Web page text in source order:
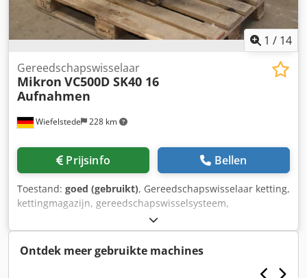
1 / 14
Wiefelstede 228 km
Gereedschapswisselaar
Mikron VC500D SK40 16
Aufnahmen
Prijsinfo Bellen
Toestand: goed (gebruikt), Gereedschapswisselaar ketting,
kettingmagazijn, gereedschapswisselsysteem,
gereedschapsmagazijn Dedpfxsy Tvtte Apwock -Fabrikant:
Mikron, gereedschapswisselaar uit CNC
bewerkingscentrum Mikron VC500D -voor: max. 16 houders
-Opname: SK40 -Componenten: zie foto's -
Transportafmetingen: Ø 780 x 540 mm -Gewicht: 56 kg
Ontdek meer gebruikte machines